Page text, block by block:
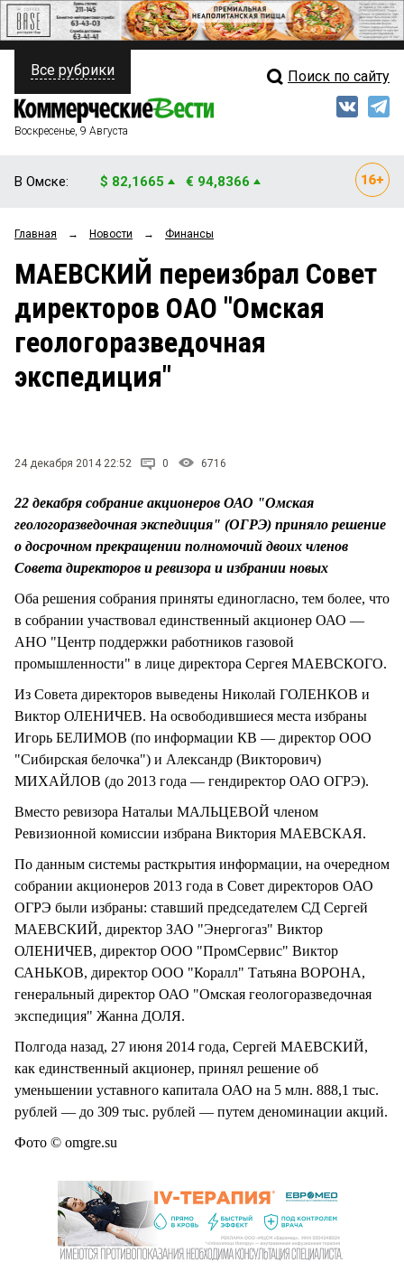
ПОЛИТИКА
ФИНАНСЫ
ОБЩЕСТВО
ЗАКОН
НОВОСТИ КОМПАНИЙ
Свежий выпуск
Рейтинги
Блоги
Архив
Все рубрики Поиск по сайту
Воскресенье, 9 Августа
В Омске: $ 82,1665 € 94,8366
Главная → Новости → Финансы
МАЕВСКИЙ переизбрал Совет
директоров ОАО "Омская
геологоразведочная
экспедиция"
24 декабря 2014 22:52 0 6716
22 декабря собрание акционеров ОАО "Омская
геологоразведочная экспедиция" (ОГРЭ) приняло решение
о досрочном прекращении полномочий двоих членов
Совета директоров и ревизора и избрании новых
Оба решения собрания приняты единогласно, тем более, что
в собрании участвовал единственный акционер ОАО —
АНО "Центр поддержки работников газовой
промышленности" в лице директора Сергея МАЕВСКОГО.
Из Совета директоров выведены Николай ГОЛЕНКОВ и
Виктор ОЛЕНИЧЕВ. На освободившиеся места избраны
Игорь БЕЛИМОВ (по информации КВ — директор ООО
"Сибирская белочка") и Александр (Викторович)
МИХАЙЛОВ (до 2013 года — гендиректор ОАО ОГРЭ).
Вместо ревизора Натальи МАЛЬЦЕВОЙ членом
Ревизионной комиссии избрана Виктория МАЕВСКАЯ.
По данным системы расткрытия информации, на очередном
собрании акционеров 2013 года в Совет директоров ОАО
ОГРЭ были избраны: ставший председателем СД Сергей
МАЕВСКИЙ, директор ЗАО "Энергогаз" Виктор
ОЛЕНИЧЕВ, директор ООО "ПромСервис" Виктор
САНЬКОВ, директор ООО "Коралл" Татьяна ВОРОНА,
генеральный директор ОАО "Омская геологоразведочная
экспедиция" Жанна ДОЛЯ.
Полгода назад, 27 июня 2014 года, Сергей МАЕВСКИЙ,
как единственный акционер, принял решение об
уменьшении уставного капитала ОАО на 5 млн. 888,1 тыс.
рублей — до 309 тыс. рублей — путем деноминации акций.
Фото © omgre.su